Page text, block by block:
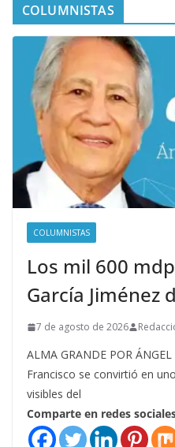
COLUMNISTAS
COLUMNISTAS
Los mil 600
García Jiménez
7 de agosto de 2026
ALMA GRANDE POR
Francisco se convirtió en
visibles del
Comparte en redes